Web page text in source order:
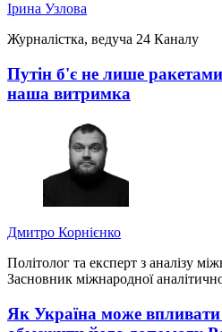
Ірина Узлова
Журналістка, ведуча 24 Каналу
Путін б'є не лише
наша витримка
Дмитро Корнієнко
Політолог та експерт з аналізу
Засновник міжнародної
Як Україна може